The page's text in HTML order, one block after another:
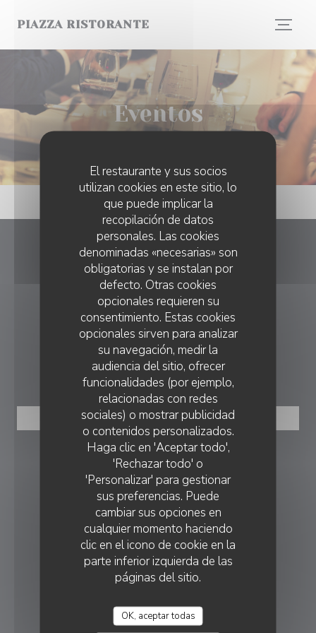
El restaurante y sus socios
utilizan cookies en este sitio, lo
que puede implicar la
recopilación de datos
personales. Las cookies
denominadas «necesarias» son
obligatorias y se instalan por
defecto. Otras cookies
opcionales requieren su
consentimiento. Estas cookies
opcionales sirven para analizar
su navegación, medir la
audiencia del sitio, ofrecer
funcionalidades (por ejemplo,
relacionadas con redes
sociales) o mostrar publicidad
o contenidos personalizados.
Haga clic en 'Aceptar todo',
'Rechazar todo' o
'Personalizar' para gestionar
sus preferencias. Puede
cambiar sus opciones en
cualquier momento haciendo
clic en el icono de cookie en la
parte inferior izquierda de las
páginas del sitio.
OK, aceptar todas
PIAZZA RISTORANTE
Eventos
Piazza Ristorante
2 Rue des Grands Champs 4420 Saint-Nicolas
04 388 28 13
piazza3005@gmail.com
RESERVA
RESERVAR UNA MESA
SEGUIRNOS
Facebook ((abre en una nueva
Instagram ((abre en una
BOLETÍN
RECOMPENSAS
PIAZZA RISTORANTE